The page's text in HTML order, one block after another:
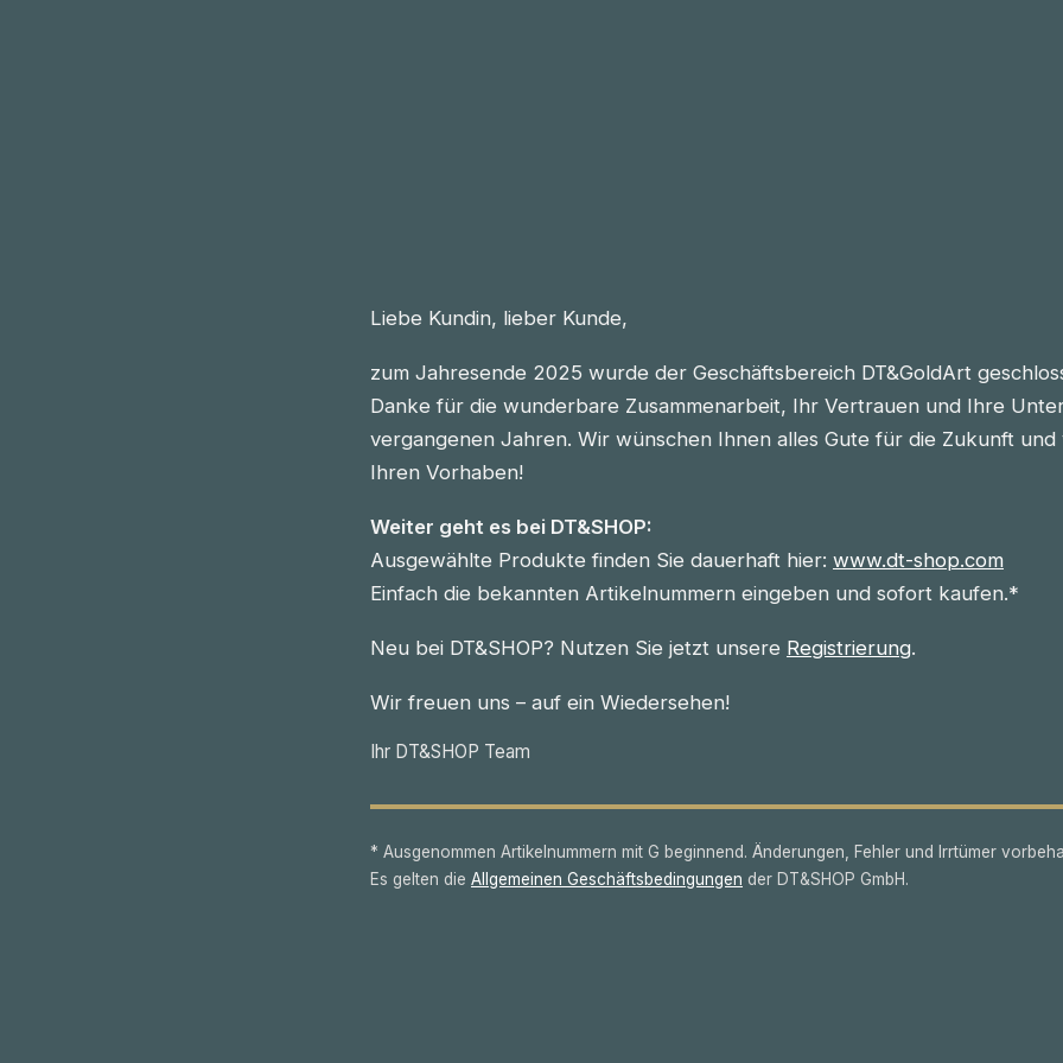
Liebe Kundin, lieber Kunde,
zum Jahresende 2025 wurde der Geschäftsbereich DT&GoldArt
Danke für die wunderbare Zusammenarbeit, Ihr Vertrauen und Ihre
vergangenen Jahren. Wir wünschen Ihnen alles Gute für die Zukunft und
Ihren Vorhaben!
Weiter geht es bei DT&SHOP:
Ausgewählte Produkte finden Sie dauerhaft hier: www.dt-shop.com
Einfach die bekannten Artikelnummern eingeben und sofort kaufen.*
Neu bei DT&SHOP? Nutzen Sie jetzt unsere Registrierung.
Wir freuen uns – auf ein Wiedersehen!
Ihr DT&SHOP Team
* Ausgenommen Artikelnummern mit G beginnend. Änderungen, Fehler und Irrtümer
Es gelten die Allgemeinen Geschäftsbedingungen der DT&SHOP GmbH.